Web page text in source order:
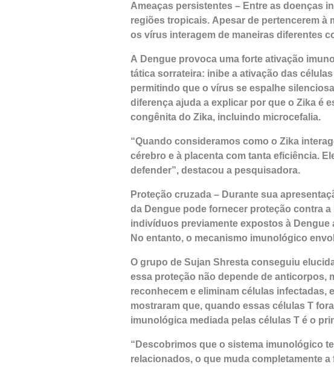
Ameaças persistentes – Entre as doenças
regiões tropicais. Apesar de pertencerem à
os vírus interagem de maneiras diferentes
A Dengue provoca uma forte ativação
tática sorrateira: inibe a ativação das
permitindo que o vírus se espalhe
diferença ajuda a explicar por que o Zika é
congênita do Zika, incluindo microcefalia.
“Quando consideramos como o Zika
cérebro e à placenta com tanta eficiência.
defender”, destacou a pesquisadora.
Proteção cruzada – Durante sua
da Dengue pode fornecer proteção contra
indivíduos previamente expostos à
No entanto, o mecanismo imunológico
O grupo de Sujan Shresta conseguiu
essa proteção não depende de anticorpos,
reconhecem e eliminam células infectadas,
mostraram que, quando essas células T
imunológica mediada pelas células T é o
“Descobrimos que o sistema imunológico
relacionados, o que muda completamente